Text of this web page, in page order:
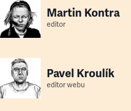
Martin Kontra
editor
Pavel Kroulík
editor webu